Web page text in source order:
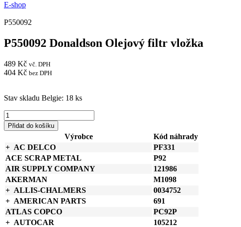
E-shop
P550092
P550092 Donaldson Olejový filtr vložka
489 Kč vč. DPH
404 Kč bez DPH
Stav skladu Belgie: 18 ks
P550092
Donaldson
Olejový
vložka
množství
Přidat do košíku
Výrobce
Kód náhrady
AC DELCO
PF331
ACE SCRAP METAL
P92
AIR SUPPLY COMPANY
121986
AKERMAN
M1098
ALLIS-CHALMERS
0034752
AMERICAN PARTS
691
ATLAS COPCO
PC92P
AUTOCAR
105212